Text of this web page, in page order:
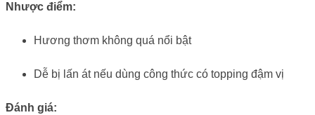
Nhược điểm:
Hương thơm không quá nổi bật
Dễ bị lấn át nếu dùng công thức có topping đậm vị
Đánh giá: